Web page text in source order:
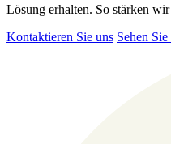
Lösung erhalten. So stärken
Kontaktieren Sie uns Sehen